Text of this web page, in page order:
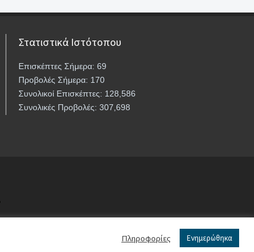
Στατιστικά Ιστότοπου
Επισκέπτες Σήμερα: 69
Προβολές Σήμερα: 170
Συνολικοί Επισκέπτες: 128,586
Συνολικές Προβολές: 307,698
Πληροφορίες Ενημερώθηκα